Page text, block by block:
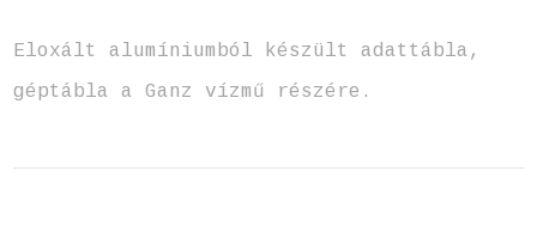
Eloxált alumíniumból készült adattábla,
géptábla a Ganz vízmű részére.